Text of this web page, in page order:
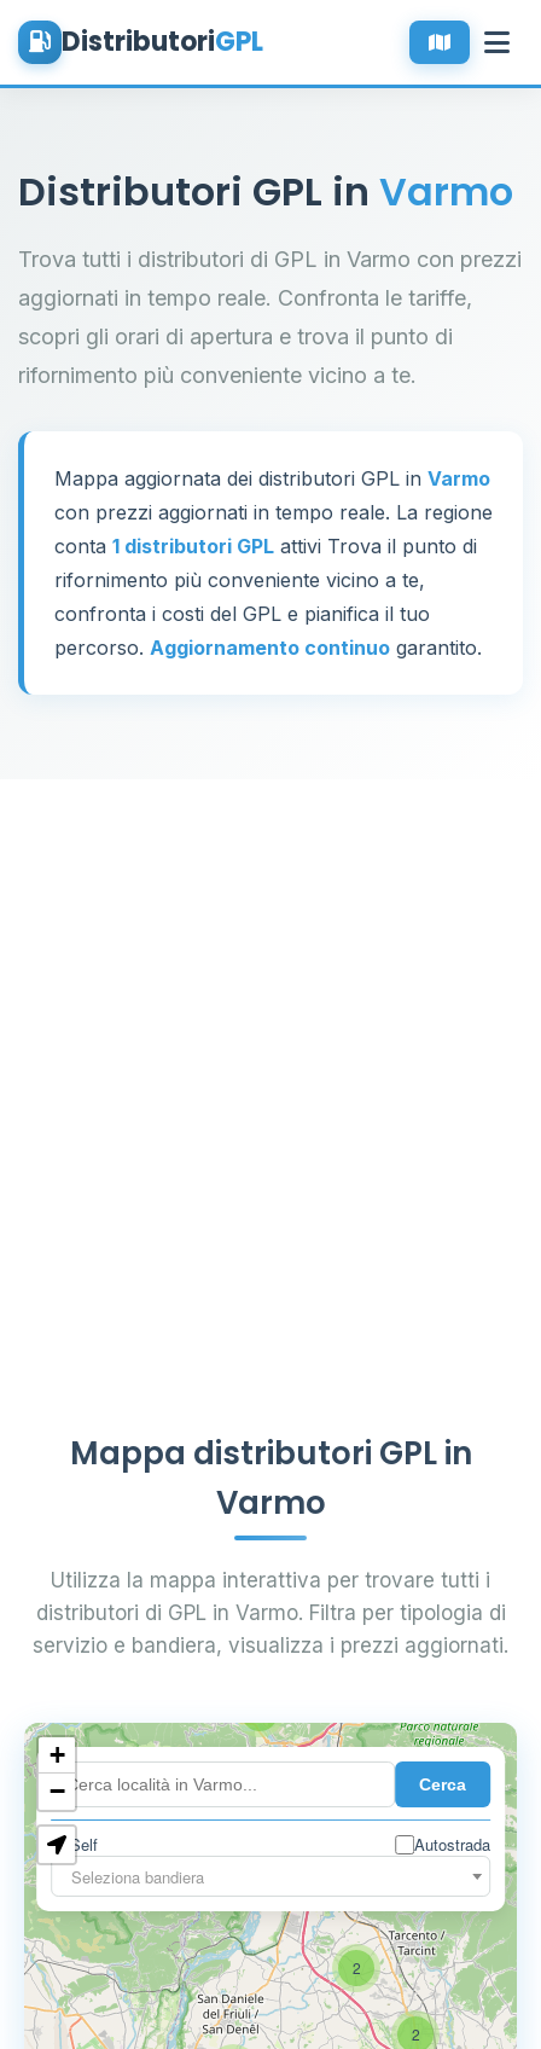
DistributoriGPL
Distributori GPL in Varmo
Trova tutti i distributori di GPL in Varmo con prezzi
aggiornati in tempo reale. Confronta le tariffe,
scopri gli orari di apertura e trova il punto di
rifornimento più conveniente vicino a te.
Mappa aggiornata dei distributori GPL in Varmo
con prezzi aggiornati in tempo reale. La regione
conta 1 distributori GPL attivi Trova il punto di
rifornimento più conveniente vicino a te,
confronta i costi del GPL e pianifica il tuo
percorso. Aggiornamento continuo garantito.
Mappa distributori GPL in
Varmo
Utilizza la mappa interattiva per trovare tutti i
distributori di GPL in Varmo. Filtra per tipologia di
servizio e bandiera, visualizza i prezzi aggiornati.
Cerca
Self
Autostrada
Seleziona bandiera
2
2
+
−